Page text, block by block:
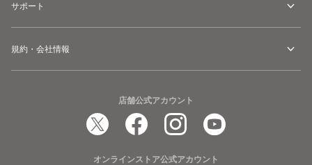
サポート
規約・会社情報
店舗公式アカウント
オンラインストア公式アカウント